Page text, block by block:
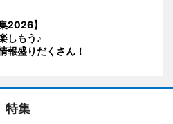
2026】
しもう♪
報盛りだくさん！
特集